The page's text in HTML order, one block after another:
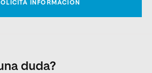
duda?